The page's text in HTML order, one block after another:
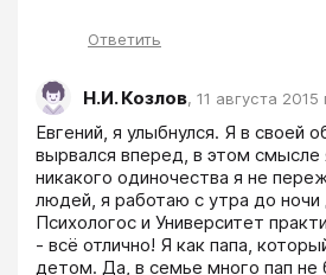
Ответить
Н.И. Козлов, 11 августа 2015
Евгений, я улыбнулся. Я в своей
вырвался вперед, в этом смысле
никакого одиночества я не
людей, я работаю с утра до ночи
Психологос и Университет
- всё отлично! Я как папа,
детом. Да, в семье много пап не